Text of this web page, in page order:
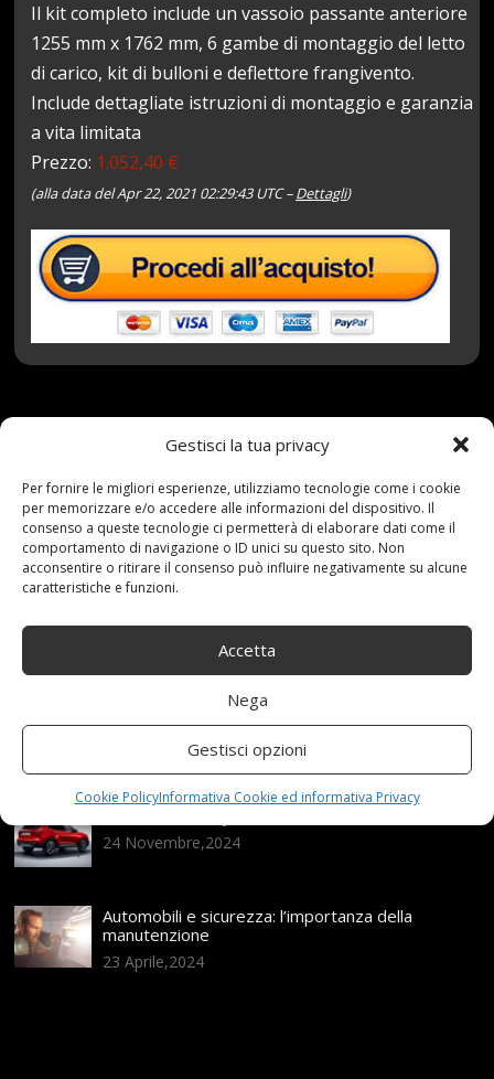
Gestisci la tua privacy
Per fornire le migliori esperienze, utilizziamo tecnologie come i cookie
per memorizzare e/o accedere alle informazioni del dispositivo. Il
consenso a queste tecnologie ci permetterà di elaborare dati come il
comportamento di navigazione o ID unici su questo sito. Non
acconsentire o ritirare il consenso può influire negativamente su alcune
caratteristiche e funzioni.
Accetta
Nega
Gestisci opzioni
Cookie PolicyInformativa Cookie ed informativa Privacy
Il kit completo include un vassoio passante anteriore
1255 mm x 1762 mm, 6 gambe di montaggio del letto
di carico, kit di bulloni e deflettore frangivento.
Include dettagliate istruzioni di montaggio e garanzia
a vita limitata
Prezzo: 1.052,40 €
(alla data del Apr 22, 2021 02:29:43 UTC –Dettagli)
,Dodge,Front,KIT,Rack
Runner
Slimline , wRamBox Categories: Shop
Articoli recenti
Assicurazione auto e sostituzione lunotto: le cose
21 Aprile,2026
Range Rover: un’icona tra i luxury SUV
25 Novembre,2024
24 Novembre,2024
Automobili e sicurezza: l’importanza della
manutenzione
23 Aprile,2024